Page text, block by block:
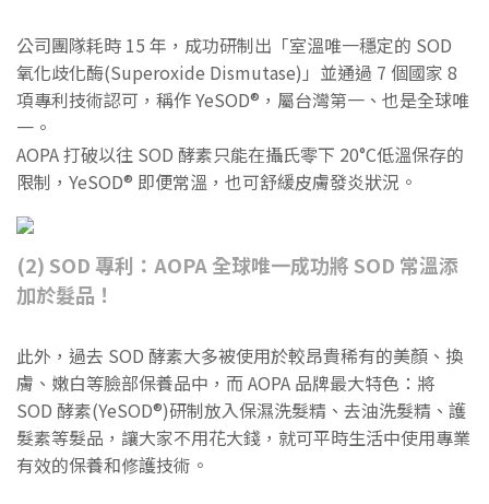
公司團隊耗時 15 年，成功研制出「室溫唯一穩定的 SOD
氧化歧化酶(Superoxide Dismutase)」並通過 7 個國家 8
項專利技術認可，稱作 YeSOD®，屬台灣第一、也是全球唯
一。
AOPA 打破以往 SOD 酵素只能在攝氏零下 20°C低溫保存的
限制，YeSOD® 即便常溫，也可舒緩皮膚發炎狀況。
(2) SOD 專利：AOPA 全球唯一成功將 SOD 常溫添
加於髮品！
此外，過去 SOD 酵素大多被使用於較昂貴稀有的美顏、換
膚、嫩白等臉部保養品中，而 AOPA 品牌最大特色：將
SOD 酵素(YeSOD®)研制放入保濕洗髮精、去油洗髮精、護
髮素等髮品，讓大家不用花大錢，就可平時生活中使用專業
有效的保養和修護技術。